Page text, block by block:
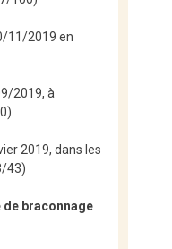
11/2019 en
2019, à
2019, dans les
43)
de braconnage